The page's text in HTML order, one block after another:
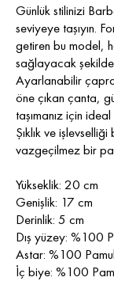
Günlük stilinizi
seviyeye taşıyın.
getiren bu model,
sağlayacak şekilde
Ayarlanabilir
öne çıkan çanta,
taşımanız için
Şıklık ve
vazgeçilmez bir
Yükseklik: 20 cm
Genişlik: 17 cm
Derinlik: 5 cm
Dış yüzey: %100
Astar: %100
İç biye: %100